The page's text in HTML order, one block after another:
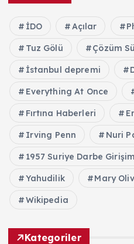
İDO Açılar
Tuz Gölü Çözüm
İstanbul depremi
Everything At Once
Fırtına Haberleri
Irving Penn Nuri
1957 Suriye Darbe
Yahudilik Mary
Wikipedia
Kategoriler